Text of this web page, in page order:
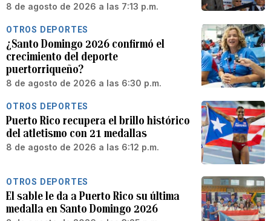
8 de agosto de 2026 a las 7:13 p.m.
OTROS DEPORTES
¿Santo Domingo 2026 confirmó el
crecimiento del deporte
puertorriqueño?
8 de agosto de 2026 a las 6:30 p.m.
OTROS DEPORTES
Puerto Rico recupera el brillo histórico
del atletismo con 21 medallas
8 de agosto de 2026 a las 6:12 p.m.
OTROS DEPORTES
El sable le da a Puerto Rico su última
medalla en Santo Domingo 2026